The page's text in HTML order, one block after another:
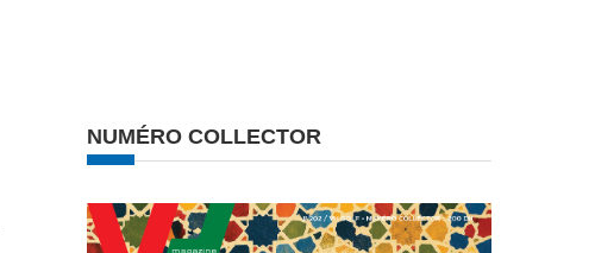
NUMÉRO COLLECTOR